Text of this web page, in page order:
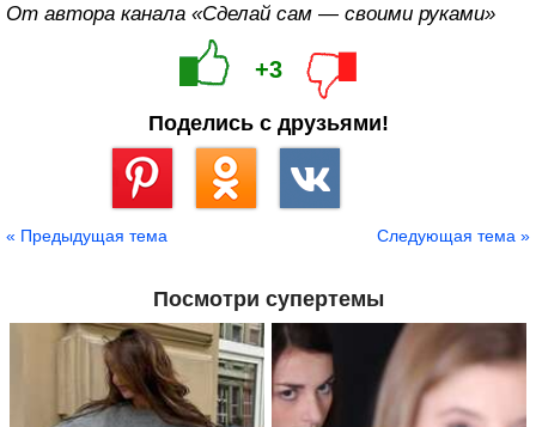
От автора канала «Сделай сам — своими руками»
+3
Поделись с друзьями!
« Предыдущая тема Следующая тема »
Посмотри супертемы